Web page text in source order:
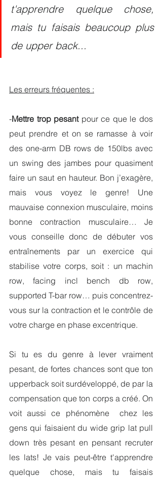
t'apprendre quelque chose,
mais tu faisais beaucoup plus
de upper back...
Les erreurs fréquentes :
-Mettre trop pesant pour ce que le dos
peut prendre et on se ramasse à voir
des one-arm DB rows de 150lbs avec
un swing des jambes pour quasiment
faire un saut en hauteur. Bon j’exagère,
mais vous voyez le genre! Une
mauvaise connexion musculaire, moins
bonne contraction musculaire… Je
vous conseille donc de débuter vos
entraînements par un exercice qui
stabilise votre corps, soit : un machin
row, facing incl bench db row,
supported T-bar row… puis concentrez-
vous sur la contraction et le contrôle de
votre charge en phase excentrique.
Si tu es du genre à lever vraiment
pesant, de fortes chances sont que ton
upperback soit surdéveloppé, de par la
compensation que ton corps a créé. On
voit aussi ce phénomène  chez les
gens qui faisaient du wide grip lat pull
down très pesant en pensant recruter
les lats! Je vais peut-être t'apprendre
quelque chose, mais tu faisais